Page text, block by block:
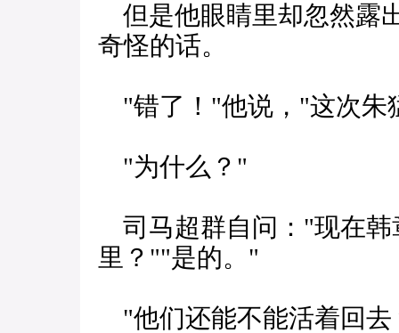
但是他眼睛里却忽然露
奇怪的话。
"错了！"他说，"这次朱
"为什么？"
司马超群自问："现在韩
里？""是的。"
"他们还能不能活着回去